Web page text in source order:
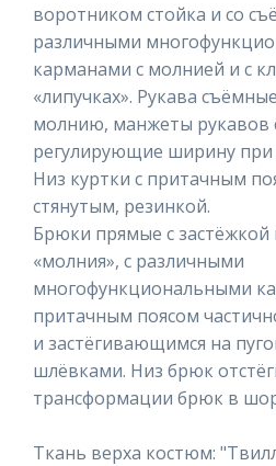
воротником стойка и со
различными
карманами с молнией и с
«липучках». Рукава
молнию, манжеты рукавов
регулирующие ширину
Низ куртки с притачным
стянутым, резинкой.
Брюки прямые с застёжкой
«молния», с различными
многофункциональными
притачным поясом
и застёгивающимся на
шлёвками. Низ брюк
трансформации брюк в
Ткань верха костюм: